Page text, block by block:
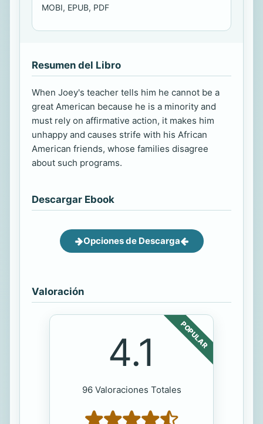
MOBI, EPUB, PDF
Resumen del Libro
When Joey's teacher tells him he cannot be a
great American because he is a minority and
must rely on affirmative action, it makes him
unhappy and causes strife with his African
American friends, whose families disagree
about such programs.
Descargar Ebook
Opciones de Descarga
Valoración
POPULAR
4.1
96 Valoraciones Totales